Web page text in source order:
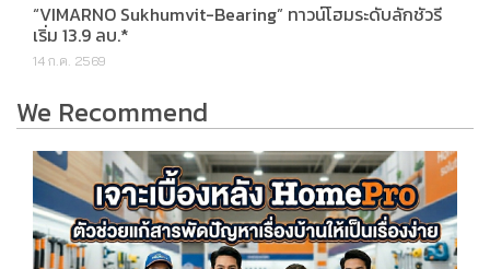
“VIMARNO Sukhumvit-Bearing” ทาวน์โฮมระดับลักชัวรี
เริ่ม 13.9 ลบ.*
14 ก.ค. 2569
We Recommend